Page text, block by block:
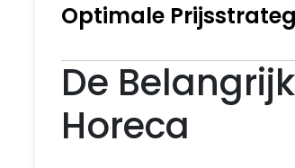
Optimale
De
Horeca